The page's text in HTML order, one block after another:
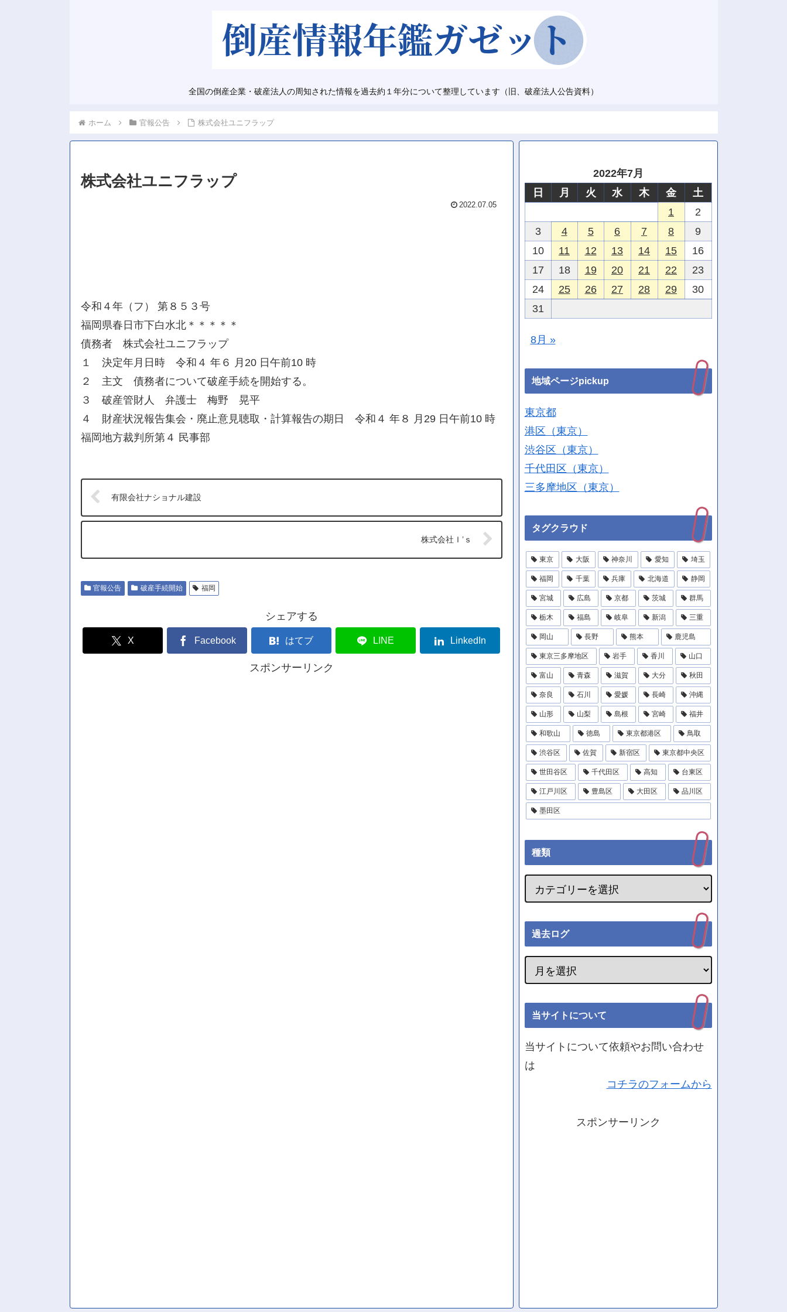
全国の倒産企業・破産法人の周知された情報を過去約１年分について整理しています（旧、破産法人公告資料）
ホーム 官報公告 株式会社ユニフラップ
株式会社ユニフラップ
2022.07.05
令和４年（フ） 第８５３号
福岡県春日市下白水北＊＊＊＊＊
債務者 株式会社ユニフラップ
１ 決定年月日時 令和４ 年６ 月20 日午前10 時
２ 主文 債務者について破産手続を開始する。
３ 破産管財人 弁護士 梅野 晃平
４ 財産状況報告集会・廃止意見聴取・計算報告の期日 令和４ 年８ 月29 日午前10 時
福岡地方裁判所第４ 民事部
有限会社ナショナル建設
株式会社Ｉ’ｓ
官報公告 破産手続開始 福岡
シェアする
X Facebook はてブ LINE LinkedIn
スポンサーリンク
2022年7月
日
月 火 水 木 金
土
1
2
3
4 5 6 7 8
9
10
11 12 13 14 15
16
17
18 19 20 21 22
23
24
25 26 27 28 29
30
31
8月 »
地域ページpickup
東京都
港区（東京）
渋谷区（東京）
千代田区（東京）
三多摩地区（東京）
タグクラウド
東京 大阪 神奈川 愛知 埼玉
福岡 千葉 兵庫 北海道 静岡
宮城 広島 京都 茨城 群馬
栃木 福島 岐阜 新潟 三重
岡山 長野 熊本 鹿児島
東京三多摩地区 岩手 香川 山口
富山 青森 滋賀 大分 秋田
奈良 石川 愛媛 長崎 沖縄
山形 山梨 島根 宮崎 福井
和歌山 徳島 東京都港区 鳥取
渋谷区 佐賀 新宿区 東京都中央区
世田谷区 千代田区 高知 台東区
江戸川区 豊島区 大田区 品川区
墨田区
種類
過去ログ
当サイトについて
当サイトについて依頼やお問い合わせ
は
コチラのフォームから
スポンサーリンク